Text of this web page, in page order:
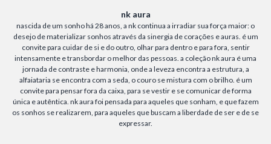
nk aura
nascida de um sonho há 28 anos, a nk continua a irradiar sua força maior: o
desejo de materializar sonhos através da sinergia de corações e auras. é um
convite para cuidar de si e do outro, olhar para dentro e para fora, sentir
intensamente e transbordar o melhor das pessoas. a coleção nk aura é uma
jornada de contraste e harmonia, onde a leveza encontra a estrutura, a
alfaiataria se encontra com a seda, o couro se mistura com o brilho. é um
convite para pensar fora da caixa, para se vestir e se comunicar de forma
única e autêntica. nk aura foi pensada para aqueles que sonham, e que fazem
os sonhos se realizarem, para aqueles que buscam a liberdade de ser e de se
expressar.